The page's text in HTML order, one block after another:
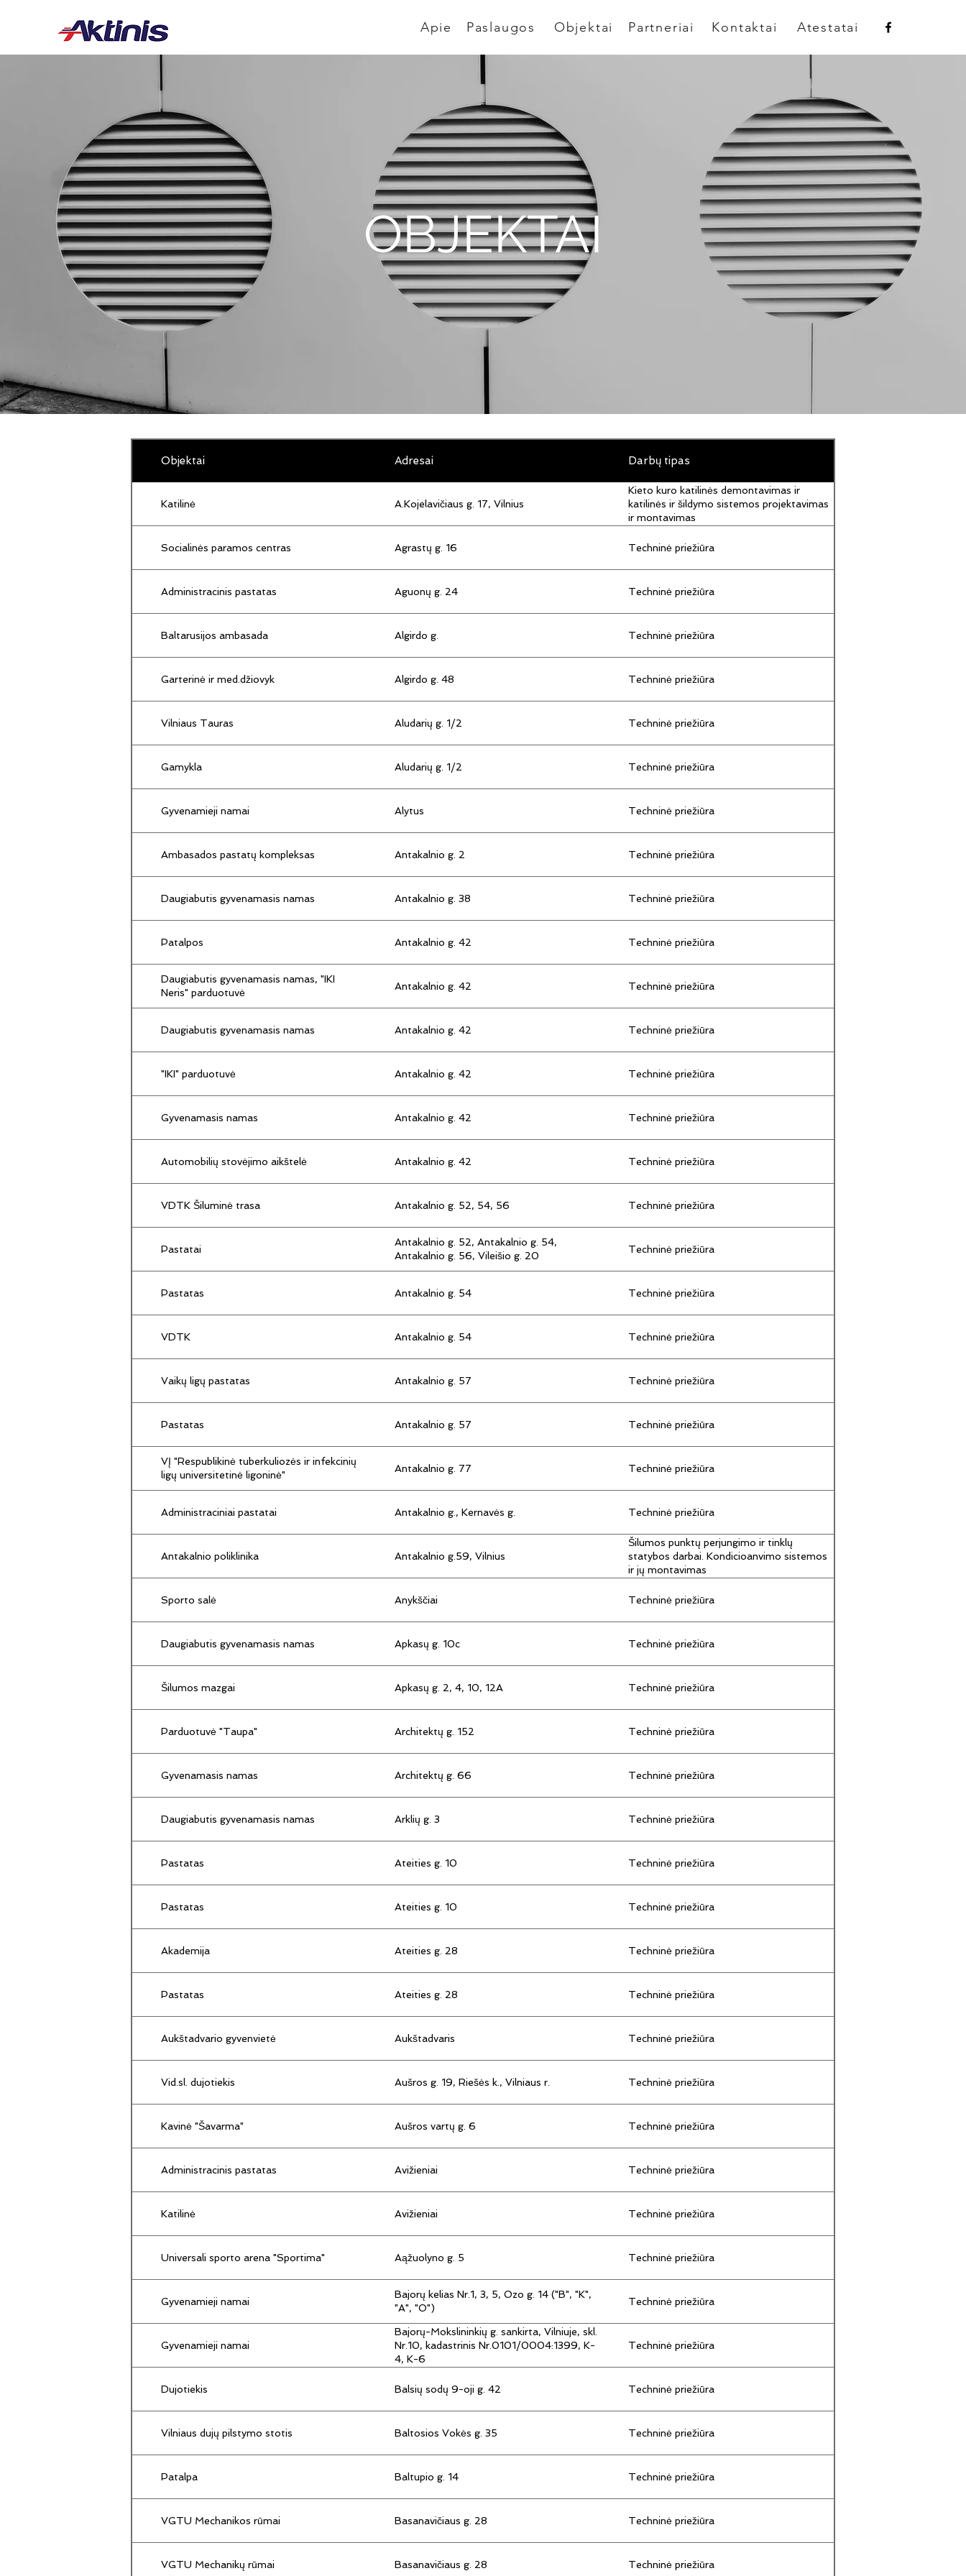
Atestatai
Apie Paslaugos Objektai Partneriai Kontaktai
OBJEKTAI
Objektai Adresai Darbų tipas
Katilinė A.Kojelavičiaus g. 17, Vilnius
Kieto kuro katilinės demontavimas ir
katilinės ir šildymo sistemos projektavimas
ir montavimas
Socialinės paramos centras Agrastų g. 16 Techninė priežiūra
Administracinis pastatas Aguonų g. 24 Techninė priežiūra
Baltarusijos ambasada Algirdo g. Techninė priežiūra
Garterinė ir med.džiovyk Algirdo g. 48 Techninė priežiūra
Vilniaus Tauras Aludarių g. 1/2 Techninė priežiūra
Gamykla Aludarių g. 1/2 Techninė priežiūra
Gyvenamieji namai Alytus Techninė priežiūra
Ambasados pastatų kompleksas Antakalnio g. 2 Techninė priežiūra
Daugiabutis gyvenamasis namas Antakalnio g. 38 Techninė priežiūra
Patalpos Antakalnio g. 42 Techninė priežiūra
Daugiabutis gyvenamasis namas, "IKI
Neris" parduotuvė
Antakalnio g. 42 Techninė priežiūra
Daugiabutis gyvenamasis namas Antakalnio g. 42 Techninė priežiūra
"IKI" parduotuvė Antakalnio g. 42 Techninė priežiūra
Gyvenamasis namas Antakalnio g. 42 Techninė priežiūra
Automobilių stovėjimo aikštelė Antakalnio g. 42 Techninė priežiūra
VDTK Šiluminė trasa Antakalnio g. 52, 54, 56 Techninė priežiūra
Pastatai
Antakalnio g. 52, Antakalnio g. 54,
Antakalnio g. 56, Vileišio g. 20
Techninė priežiūra
Pastatas Antakalnio g. 54 Techninė priežiūra
VDTK Antakalnio g. 54 Techninė priežiūra
Vaikų ligų pastatas Antakalnio g. 57 Techninė priežiūra
Pastatas Antakalnio g. 57 Techninė priežiūra
VĮ "Respublikinė tuberkuliozės ir infekcinių
ligų universitetinė ligoninė"
Antakalnio g. 77 Techninė priežiūra
Administraciniai pastatai Antakalnio g., Kernavės g. Techninė priežiūra
Antakalnio poliklinika Antakalnio g.59, Vilnius
Šilumos punktų perjungimo ir tinklų
statybos darbai. Kondicioanvimo sistemos
ir jų montavimas
Sporto salė Anykščiai Techninė priežiūra
Daugiabutis gyvenamasis namas Apkasų g. 10c Techninė priežiūra
Šilumos mazgai Apkasų g. 2, 4, 10, 12A Techninė priežiūra
Parduotuvė "Taupa" Architektų g. 152 Techninė priežiūra
Gyvenamasis namas Architektų g. 66 Techninė priežiūra
Daugiabutis gyvenamasis namas Arklių g. 3 Techninė priežiūra
Pastatas Ateities g. 10 Techninė priežiūra
Pastatas Ateities g. 10 Techninė priežiūra
Akademija Ateities g. 28 Techninė priežiūra
Pastatas Ateities g. 28 Techninė priežiūra
Aukštadvario gyvenvietė Aukštadvaris Techninė priežiūra
Vid.sl. dujotiekis Aušros g. 19, Riešės k., Vilniaus r. Techninė priežiūra
Kavinė "Šavarma" Aušros vartų g. 6 Techninė priežiūra
Administracinis pastatas Avižieniai Techninė priežiūra
Katilinė Avižieniai Techninė priežiūra
Universali sporto arena "Sportima" Aąžuolyno g. 5 Techninė priežiūra
Gyvenamieji namai
Bajorų kelias Nr.1, 3, 5, Ozo g. 14 ("B", "K",
"A", "O")
Techninė priežiūra
Gyvenamieji namai
Bajorų-Mokslininkių g. sankirta, Vilniuje, skl.
Nr.10, kadastrinis Nr.0101/0004:1399, K-
4, K-6
Techninė priežiūra
Dujotiekis Balsių sodų 9-oji g. 42 Techninė priežiūra
Vilniaus dujų pilstymo stotis Baltosios Vokės g. 35 Techninė priežiūra
Patalpa Baltupio g. 14 Techninė priežiūra
VGTU Mechanikos rūmai Basanavičiaus g. 28 Techninė priežiūra
VGTU Mechanikų rūmai Basanavičiaus g. 28 Techninė priežiūra